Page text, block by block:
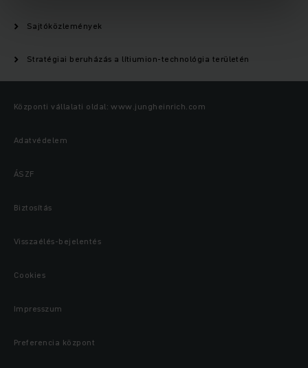
Sajtóközlemények
Stratégiai beruházás a lítiumion-technológia területén
Központi vállalati oldal: www.jungheinrich.com
Adatvédelem
ÁSZF
Biztosítás
Visszaélés-bejelentés
Cookies
Impresszum
Preferencia központ